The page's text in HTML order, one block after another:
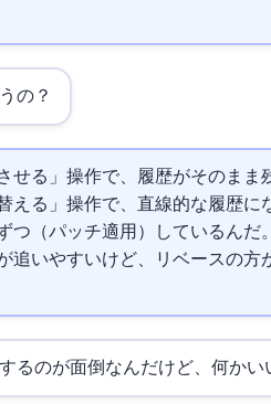
の？
る」操作で、履歴がそのまま残る
替える」操作で、直線的な履歴
cherry-pick（パッチ適用）している
いやすいけど、リベースの方がgit
るのが面倒なんだけど、何かい